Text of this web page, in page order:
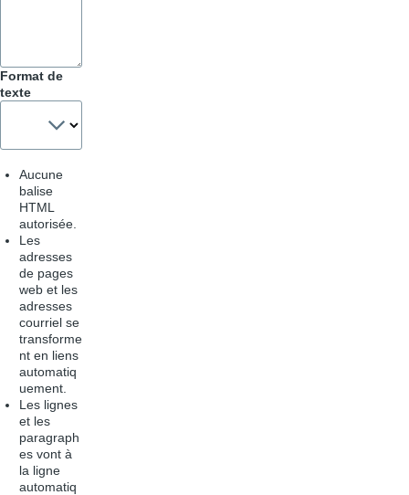
Format de
texte
Aucune
balise
HTML
autorisée.
Les
adresses
de pages
web et les
adresses
courriel se
transforme
nt en liens
automatiq
uement.
Les lignes
et les
paragraph
es vont à
la ligne
automatiq